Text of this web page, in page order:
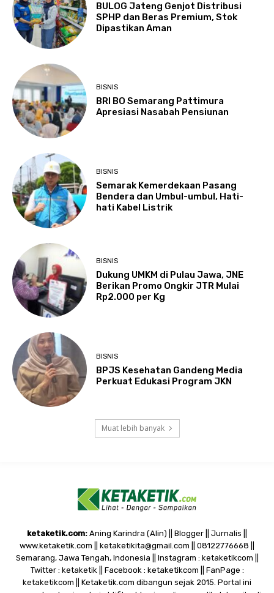
BULOG Jateng Genjot Distribusi
SPHP dan Beras Premium, Stok
Dipastikan Aman
BISNIS
BRI BO Semarang Pattimura
Apresiasi Nasabah Pensiunan
BISNIS
Semarak Kemerdekaan Pasang
Bendera dan Umbul-umbul, Hati-
hati Kabel Listrik
BISNIS
Dukung UMKM di Pulau Jawa, JNE
Berikan Promo Ongkir JTR Mulai
Rp2.000 per Kg
BISNIS
BPJS Kesehatan Gandeng Media
Perkuat Edukasi Program JKN
Muat lebih banyak
ketaketik.com: Aning Karindra (Alin) || Blogger || Jurnalis ||
www.ketaketik.com || ketaketikita@gmail.com || 08122776668 ||
Semarang, Jawa Tengah, Indonesia || Instagram : ketaketikcom ||
Twitter : ketaketik || Facebook : ketaketikcom || FanPage :
ketaketikcom || Ketaketik.com dibangun sejak 2015. Portal ini